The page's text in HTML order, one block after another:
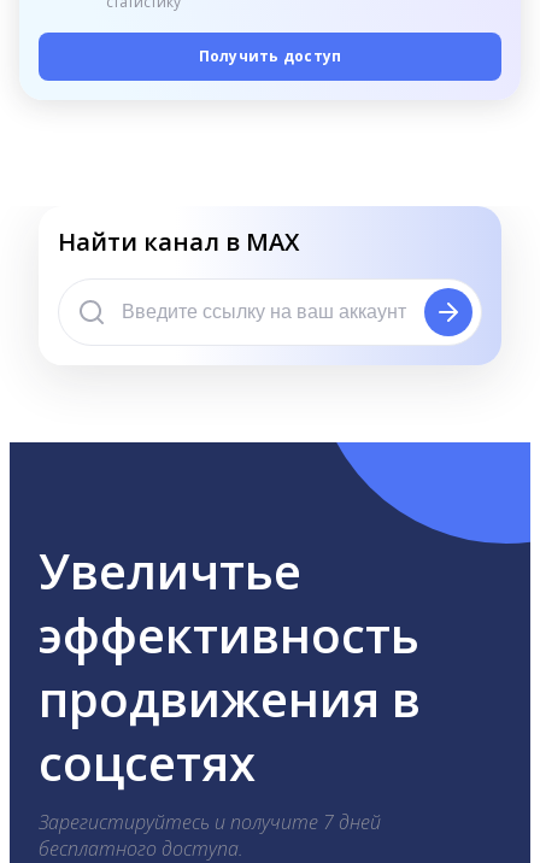
Получить доступ
Найти канал в MAX
Увеличтье
эффективность
продвижения в
соцсетях
Зарегистируйтесь и получите 7 дней
бесплатного доступа.